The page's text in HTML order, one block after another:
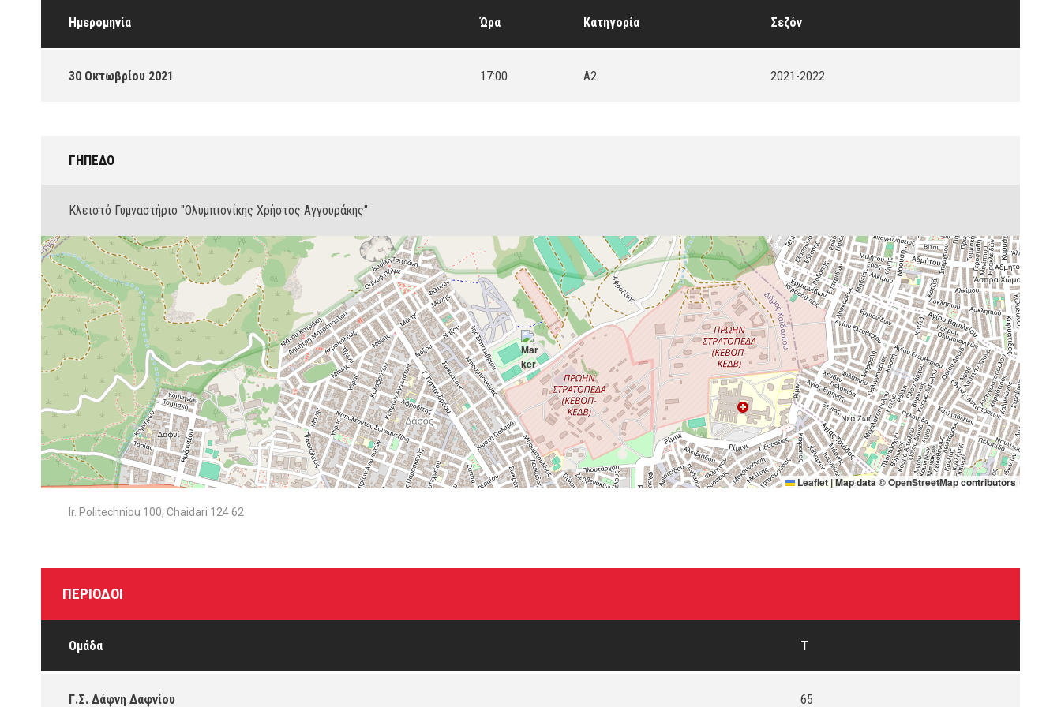
Ημερομηνία Ώρα Κατηγορία Σεζόν
30 Οκτωβρίου 2021 17:00 A2 2021-2022
ΓΉΠΕΔΟ
Κλειστό Γυμναστήριο "Ολυμπιονίκης Χρήστος Αγγουράκης"
Leaflet |Map data ©OpenStreetMapcontributors
Ir. Politechniou 100, Chaidari 124 62
ΠΕΡΊΟΔΟΙ
Ομάδα T
Γ.Σ. Δάφνη Δαφνίου 65